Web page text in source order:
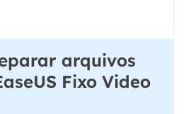
arquivos
Fixo Video